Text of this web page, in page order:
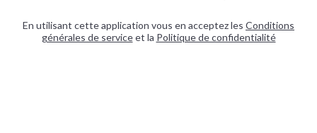
En utilisant cette application vous en acceptez les Conditions
générales de serviceet la Politique de confidentialité